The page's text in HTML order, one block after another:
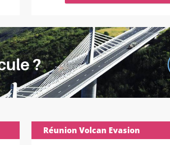
Réunion Volcan Evasion